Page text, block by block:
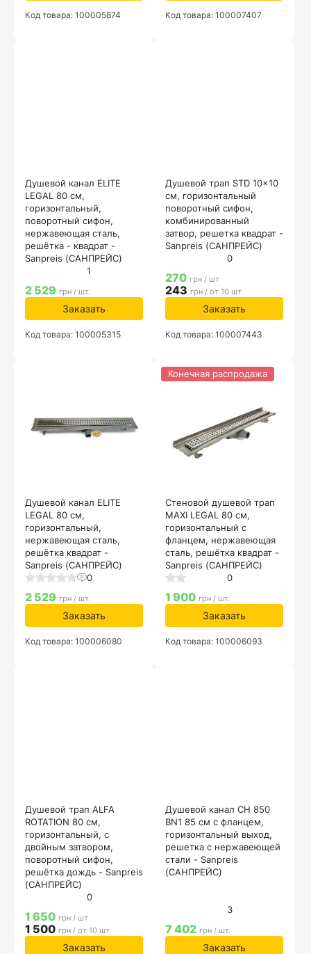
Код товара: 100005874 Код товара: 100007407
Душевой канал ELITE
LEGAL 80 см,
горизонтальный,
поворотный сифон,
нержавеющая сталь,
решётка - квадрат -
Sanpreis (САНПРЕЙС)
1
2 529 грн / шт.
Заказать
Код товара: 100005315
Душевой трап STD 10x10
см, горизонтальный
поворотный сифон,
комбинированный
затвор, решетка квадрат -
Sanpreis (САНПРЕЙС)
0
270 грн / шт
243 грн / от 10 шт
Заказать
Код товара: 100007443
Душевой канал ELITE
LEGAL 80 см,
горизонтальный,
нержавеющая сталь,
решётка квадрат -
Sanpreis (САНПРЕЙС)
0
2 529 грн / шт.
Заказать
Код товара: 100006080
Стеновой душевой трап
MAXI LEGAL 80 см,
горизонтальный с
фланцем, нержавеющая
сталь, решётка квадрат -
Sanpreis (САНПРЕЙС)
0
Конечная распродажа
1 900 грн / шт.
Заказать
Код товара: 100006093
Душевой трап ALFA
ROTATION 80 см,
горизонтальный, с
двойным затвором,
поворотный сифон,
решётка дождь - Sanpreis
(САНПРЕЙС)
0
1 650 грн / шт
1 500 грн / от 10 шт
Заказать
Душевой канал CH 850
BN1 85 см с фланцем,
горизонтальный выход,
решетка с нержавеющей
стали - Sanpreis
(САНПРЕЙС)
3
7 402 грн / шт.
Заказать